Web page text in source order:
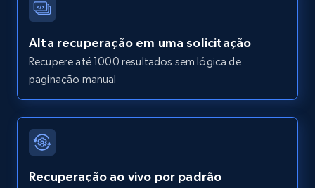
Alta recuperação em uma solicitação
Recupere até 1000 resultados sem lógica de
paginação manual
Recuperação ao vivo por padrão